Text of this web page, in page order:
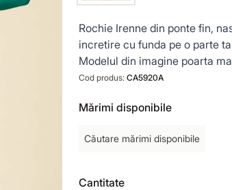
Rochie Irenne din ponte fin,
incretire cu funda pe o parte
Modelul din imagine poarta
Cod produs: CA5920A
Mărimi disponibile
Căutare mărimi disponibile
Cantitate